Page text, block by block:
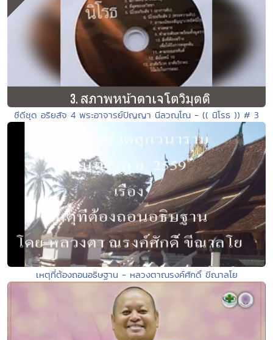
ซีดีชุด อริยสัจ 4 พระอาจารย์ปัญญา นีลวณฺโณ - (( นิโรธ )) # 3
เหตุที่ต้องถอนอธิษฐาน - หลวงตาณรงค์ศักดิ์ ขีณาลโย